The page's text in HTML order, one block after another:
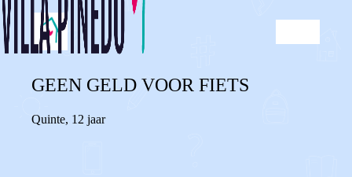
GEEN GELD VOOR FIETS
Quinte, 12 jaar